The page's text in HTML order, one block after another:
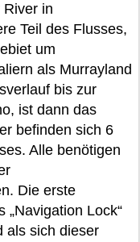
River in
Teil des Flusses,
um
als Murrayland
bis zur
ist dann das
befinden sich 6
Alle benötigen
Die erste
„Navigation Lock“
als sich dieser